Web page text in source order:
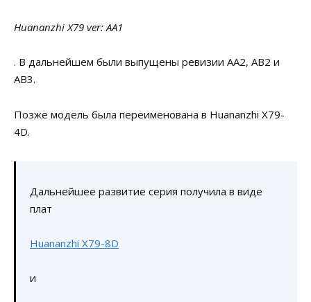
Huananzhi X79 ver: AA1
. В дальнейшем были выпущены ревизии AA2, AB2 и
AB3.
Позже модель была переименована в Huananzhi X79-
4D.
Дальнейшее развитие серия получила в виде
плат
Huananzhi X79-8D
и